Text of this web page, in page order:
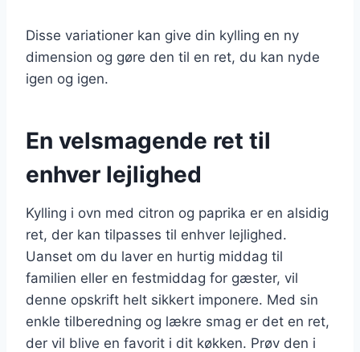
Disse variationer kan give din kylling en ny
dimension og gøre den til en ret, du kan nyde
igen og igen.
En velsmagende ret til
enhver lejlighed
Kylling i ovn med citron og paprika er en alsidig
ret, der kan tilpasses til enhver lejlighed.
Uanset om du laver en hurtig middag til
familien eller en festmiddag for gæster, vil
denne opskrift helt sikkert imponere. Med sin
enkle tilberedning og lækre smag er det en ret,
der vil blive en favorit i dit køkken. Prøv den i